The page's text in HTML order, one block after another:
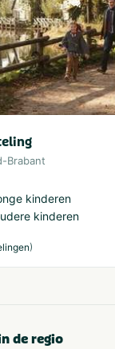
Brabant
kinderen
kinderen
)
de regio